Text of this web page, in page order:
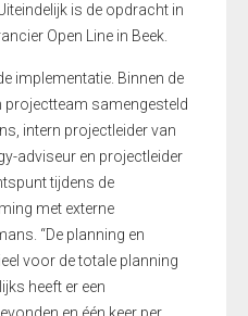
is de opdracht in
Open Line in Beek.
implementatie. Binnen de
projectteam samengesteld
intern projectleider van
adviseur en projectleider
tijdens de
met externe
“De planning en
voor de totale planning
heeft er een